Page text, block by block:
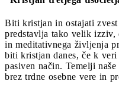
Biti kristjan in ostajati
predstavlja tako velik izziv,
in meditativnega življenja
biti kristjan danes, če k
pasiven način. Temelji
brez trdne osebne vere in